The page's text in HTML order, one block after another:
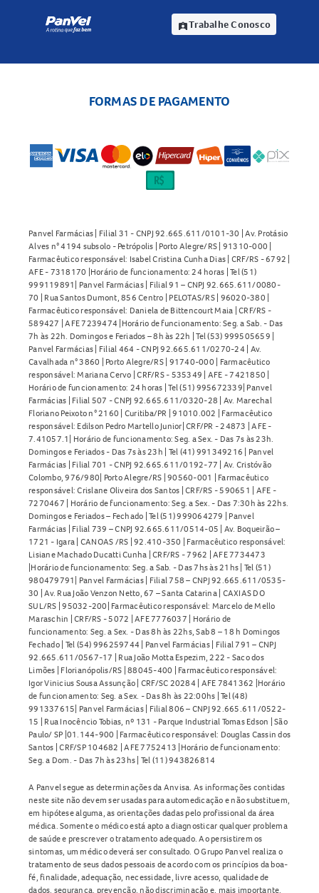
assignment_indTrabalhe Conosco
FORMAS DE PAGAMENTO
Panvel Farmácias | Filial 31 - CNPJ 92.665.611/0101-30 | Av. Protásio
Alves n° 4194 subsolo - Petrópolis | Porto Alegre/RS | 91310-000 |
Farmacêutico responsável: Isabel Cristina Cunha Dias | CRF/RS - 6792 |
AFE - 7318170 |Horário de funcionamento: 24 horas | Tel (51)
999119891| Panvel Farmácias | Filial 91 – CNPJ 92.665.611/0080-
70 | Rua Santos Dumont, 856 Centro | PELOTAS/RS | 96020-380 |
Farmacêutico responsável: Daniela de Bittencourt Maia | CRF/RS -
589427 | AFE 7239474 |Horário de funcionamento: Seg. a Sab. - Das
7h às 22h. Domingos e Feriados – 8h às 22h | Tel (53) 999505659 |
Panvel Farmácias | Filial 464 - CNPJ 92.665.611/0270-24 | Av.
Cavalhada n° 3860 | Porto Alegre/RS | 91740-000 | Farmacêutico
responsável: Mariana Cervo | CRF/RS - 535349 | AFE - 7421850 |
Horário de funcionamento: 24 horas | Tel (51) 995672339| Panvel
Farmácias | Filial 507 - CNPJ 92.665.611/0320-28 | Av. Marechal
Floriano Peixoto n° 2160 | Curitiba/PR | 91010.002 | Farmacêutico
responsável: Edilson Pedro Martello Junior| CRF/PR - 24873 | AFE -
7.41057.1| Horário de funcionamento: Seg. a Sex. - Das 7s às 23h.
Domingos e Feriados - Das 7s às 23h | Tel (41) 991349216 | Panvel
Farmácias | Filial 701 - CNPJ 92.665.611/0192-77 | Av. Cristóvão
Colombo, 976/980| Porto Alegre/RS | 90560-001 | Farmacêutico
responsável: Crislane Oliveira dos Santos | CRF/RS - 590651 | AFE -
7270467 | Horário de funcionamento: Seg. a Sex. - Das 7:30h às 22hs.
Domingos e Feriados – Fechado | Tel (51) 999064279 | Panvel
Farmácias | Filial 739 – CNPJ 92.665.611/0514-05 | Av. Boqueirão –
1721 - Igara | CANOAS /RS | 92.410-350 | Farmacêutico responsável:
Lisiane Machado Ducatti Cunha | CRF/RS - 7962 | AFE 7734473
|Horário de funcionamento: Seg. a Sab. - Das 7hs às 21hs | Tel (51)
980479791| Panvel Farmácias | Filial 758 – CNPJ 92.665.611/0535-
30 | Av. Rua João Venzon Netto, 67 – Santa Catarina | CAXIAS DO
SUL/RS | 95032-200| Farmacêutico responsável: Marcelo de Mello
Maraschin | CRF/RS - 5072 | AFE 7776037 | Horário de
funcionamento: Seg. a Sex. - Das 8h às 22hs, Sab 8 – 18 h Domingos
Fechado | Tel (54) 996259744 | Panvel Farmácias | Filial 791 – CNPJ
92.665.611/0567-17 | Rua João Motta Espezim, 222 - Saco dos
Limões | Florianópolis/RS | 88045-400 | Farmacêutico responsável:
Igor Vinicius Sousa Assunção | CRF/SC 20284 | AFE 7841362 |Horário
de funcionamento: Seg. a Sex. - Das 8h às 22:00hs | Tel (48)
991337615| Panvel Farmácias | Filial 806 – CNPJ 92.665.611/0522-
15 | Rua Inocêncio Tobias, nº 131 - Parque Industrial Tomas Edson | São
Paulo/ SP |01.144-900 | Farmacêutico responsável: Douglas Cassin dos
Santos | CRF/SP 104682 | AFE 7752413 |Horário de funcionamento:
Seg. a Dom. - Das 7h às 23hs | Tel (11) 943826814
A Panvel segue as determinações da Anvisa. As informações contidas
neste site não devem ser usadas para automedicação e não substituem,
em hipótese alguma, as orientações dadas pelo profissional da área
médica. Somente o médico está apto a diagnosticar qualquer problema
de saúde e prescrever o tratamento adequado. Ao persistirem os
sintomas, um médico deverá ser consultado. O Grupo Panvel realiza o
tratamento de seus dados pessoais de acordo com os princípios da boa-
fé, finalidade, adequação, necessidade, livre acesso, qualidade de
dados, segurança, prevenção, não discriminação e, mais importante,